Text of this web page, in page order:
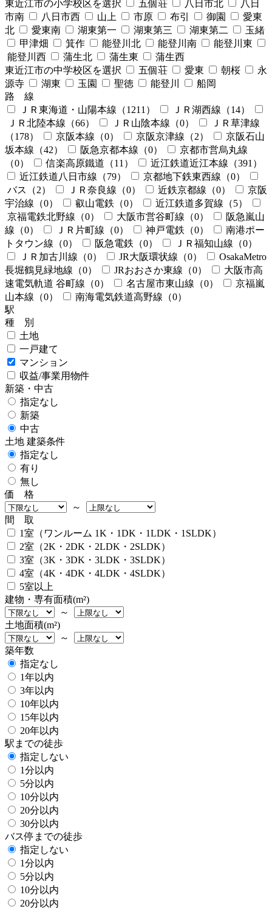
東近江市の小学校区を選択
五個荘 八日市北
八日
市南
八日市西 山上 市原 布引 御園
愛東
北
愛東南 湖東第一 湖東第三 湖東第二
玉緒
甲津畑
箕作 能登川北 能登川南
能登川東
能登川西
蒲生北 蒲生東
蒲生西
東近江市の中学校区を選択
五個荘 愛東 朝桜
永
源寺
湖東 玉園 聖徳 能登川
船岡
路 線
ＪＲ東海道・山陽本線 （1211） ＪＲ湖西線 （14）
ＪＲ北陸本線 （66） ＪＲ山陰本線 （0）
ＪＲ草津線
（178）
京阪本線 （0） 京阪京津線 （2）
京阪石山
坂本線 （42） 阪急京都本線 （0）
京都市営烏丸線
（0）
信楽高原鐵道 （11） 近江鉄道近江本線 （391）
近江鉄道八日市線 （79） 京都地下鉄東西線 （0）
バス
（2） ＪＲ奈良線 （0） 近鉄京都線 （0）
京阪
宇治線 （0） 叡山電鉄 （0） 近江鉄道多賀線 （5）
京福電鉄北野線 （0） 大阪市営谷町線 （0）
阪急嵐山
線 （0） ＪＲ片町線 （0） 神戸電鉄 （0）
南港ポー
トタウン線 （0） 阪急電鉄 （0） ＪＲ福知山線 （0）
ＪＲ加古川線 （0） JR大阪環状線 （0）
OsakaMetro
長堀鶴見緑地線 （0） JRおおさか東線 （0）
大阪市高
速電気軌道 谷町線 （0） 名古屋市東山線 （0）
京福嵐
山本線 （0） 南海電気鉄道高野線 （0）
駅
種 別
土地
一戸建て
マンション
収益/事業用物件
新築・中古
指定なし
新築
中古
土地 建築条件
指定なし
有り
無し
価 格
～
間 取
1室（ワンルーム 1K・1DK・1LDK・1SLDK）
2室（2K・2DK・2LDK・2SLDK）
3室（3K・3DK・3LDK・3SLDK）
4室（4K・4DK・4LDK・4SLDK）
5室以上
建物・専有面積(m²)
～
土地面積(m²)
～
築年数
指定なし
1年以内
3年以内
10年以内
15年以内
20年以内
駅までの徒歩
指定しない
1分以内
5分以内
10分以内
20分以内
30分以内
バス停までの徒歩
指定しない
1分以内
5分以内
10分以内
20分以内